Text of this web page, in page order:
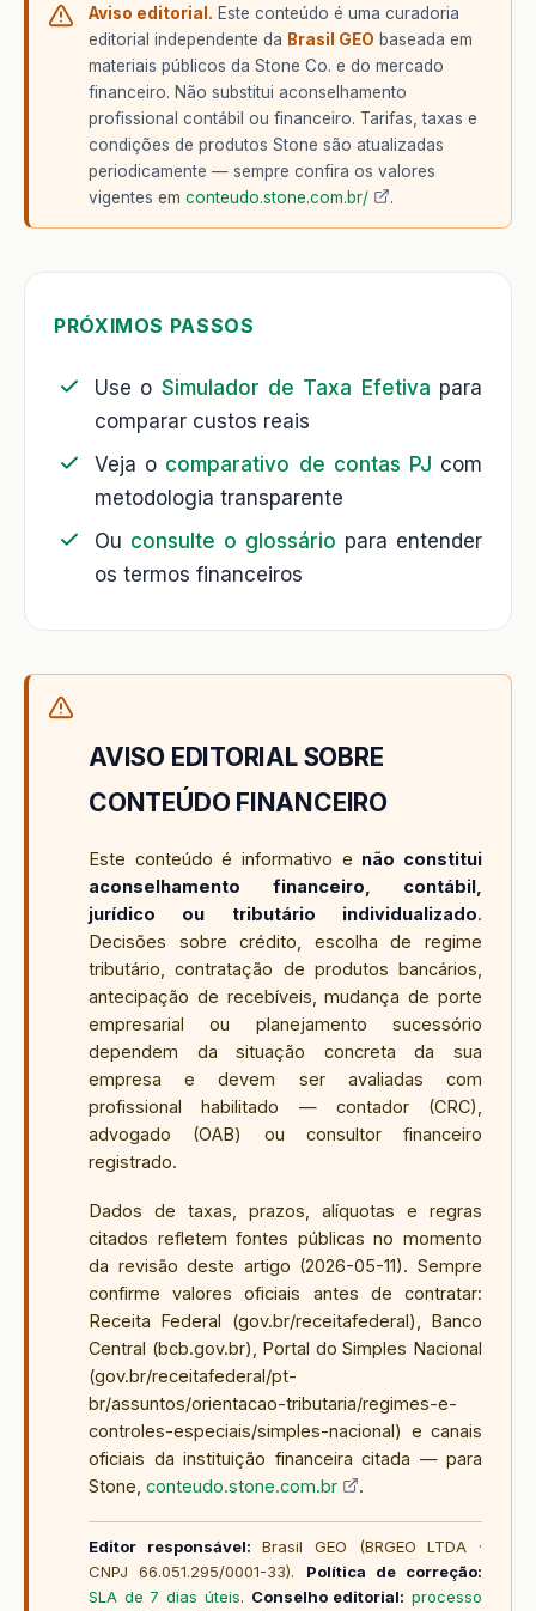
Aviso editorial. Este conteúdo é uma curadoria
editorial independente da Brasil GEO baseada em
materiais públicos da Stone Co. e do mercado
financeiro. Não substitui aconselhamento
profissional contábil ou financeiro. Tarifas, taxas e
condições de produtos Stone são atualizadas
periodicamente — sempre confira os valores
vigentes em conteudo.stone.com.br/ .
PRÓXIMOS PASSOS
Use o Simulador de Taxa Efetiva para
comparar custos reais
Veja o comparativo de contas PJ com
metodologia transparente
Ou consulte o glossário para entender
os termos financeiros
AVISO EDITORIAL SOBRE
CONTEÚDO FINANCEIRO
Este conteúdo é informativo e não constitui
aconselhamento financeiro, contábil,
jurídico ou tributário individualizado.
Decisões sobre crédito, escolha de regime
tributário, contratação de produtos bancários,
antecipação de recebíveis, mudança de porte
empresarial ou planejamento sucessório
dependem da situação concreta da sua
empresa e devem ser avaliadas com
profissional habilitado — contador (CRC),
advogado (OAB) ou consultor financeiro
registrado.
Dados de taxas, prazos, alíquotas e regras
citados refletem fontes públicas no momento
da revisão deste artigo (2026-05-11). Sempre
confirme valores oficiais antes de contratar:
Receita Federal (gov.br/receitafederal), Banco
Central (bcb.gov.br), Portal do Simples Nacional
(gov.br/receitafederal/pt-
br/assuntos/orientacao-tributaria/regimes-e-
controles-especiais/simples-nacional) e canais
oficiais da instituição financeira citada — para
Stone, conteudo.stone.com.br .
Editor responsável: Brasil GEO (BRGEO LTDA ·
CNPJ 66.051.295/0001-33). Política de correção:
SLA de 7 dias úteis. Conselho editorial: processo